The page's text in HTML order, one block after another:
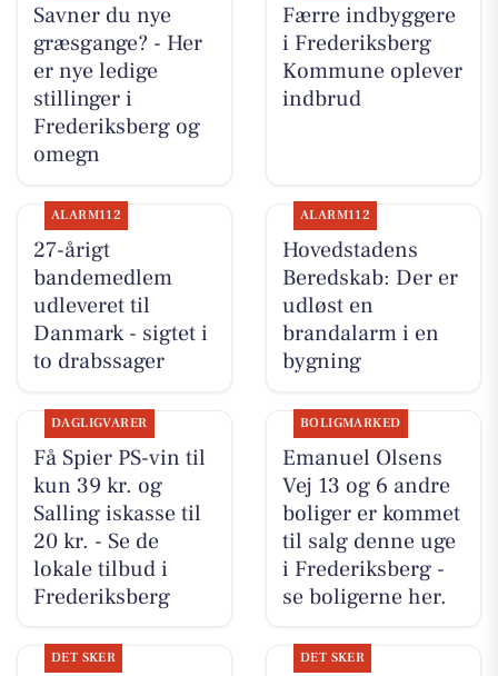
Savner du nye
græsgange? - Her
er nye ledige
stillinger i
Frederiksberg og
omegn
Færre indbyggere
i Frederiksberg
Kommune oplever
indbrud
ALARM112
27-årigt
bandemedlem
udleveret til
Danmark - sigtet i
to drabssager
ALARM112
Hovedstadens
Beredskab: Der er
udløst en
brandalarm i en
bygning
DAGLIGVARER
Få Spier PS-vin til
kun 39 kr. og
Salling iskasse til
20 kr. - Se de
lokale tilbud i
Frederiksberg
BOLIGMARKED
Emanuel Olsens
Vej 13 og 6 andre
boliger er kommet
til salg denne uge
i Frederiksberg -
se boligerne her.
DET SKER DET SKER